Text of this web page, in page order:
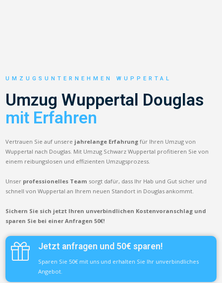
UMZUGSUNTERNEHMEN WUPPERTAL
Umzug Wuppertal Douglas
mit Erfahren
Vertrauen Sie auf unsere jahrelange Erfahrung für Ihren Umzug von
Wuppertal nach Douglas. Mit Umzug Schwarz Wuppertal profitieren Sie von
einem reibungslosen und effizienten Umzugsprozess.
Unser professionelles Team sorgt dafür, dass Ihr Hab und Gut sicher und
schnell von Wuppertal an Ihrem neuen Standort in Douglas ankommt.
Sichern Sie sich jetzt Ihren unverbindlichen Kostenvoranschlag und
sparen Sie bei einer Anfragen 50€!
Jetzt anfragen und 50€ sparen!
Sparen Sie 50€ mit uns und erhalten Sie Ihr unverbindliches
Angebot.